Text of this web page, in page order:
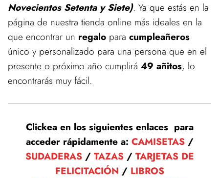
Novecientos Setenta y Siete). Ya que estás en la
página de nuestra tienda online más ideales en la
que encontrar un regalo para cumpleañeros
único y personalizado para una persona que en el
presente o próximo año cumplirá 49 añitos, lo
encontrarás muy fácil.
Clickea en los siguientes enlaces para
acceder rápidamente a: CAMISETAS/
SUDADERAS/ TAZAS/ TARJETAS DE
FELICITACIÓN / LIBROS